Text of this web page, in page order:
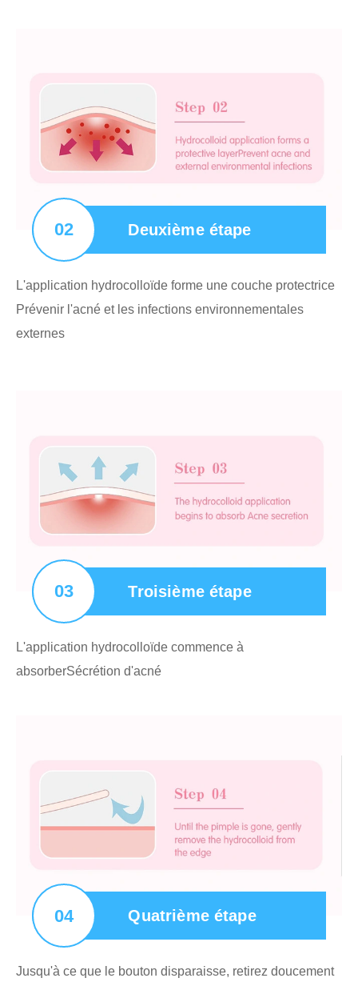
02 Deuxième étape
L'application hydrocolloïde forme une couche protectrice
Prévenir l'acné et les infections environnementales
externes
03 Troisième étape
L'application hydrocolloïde commence à
absorberSécrétion d'acné
04 Quatrième étape
Jusqu'à ce que le bouton disparaisse, retirez doucement